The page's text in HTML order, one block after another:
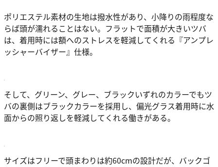
ポリエステル素材の生地は撥水性があり、小降りの雨程度な
らば頭が濡れることはない。フラットで面積が大きいツバ
は、着用時には額へのストレスを軽減してくれる『アンプレ
ッシャーバイザー』仕様。
そして、グリーン、グレー、ブラックいずれのカラーでもツ
バの裏側はブラックカラーを採用し、偏光グラス着用時に水
面からの照り返しを軽減してくれる働きがある。
サイズはフリーで頭まわりは約60cmの設計だが、バックゴ